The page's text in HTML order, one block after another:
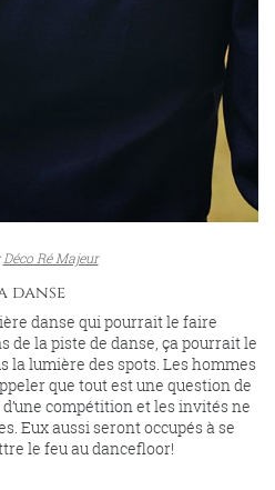
Déco Ré Majeur
danse
danse qui pourrait le faire
de la piste de danse, ça pourrait le
la lumière des spots. Les hommes
que tout est une question de
compétition et les invités ne
Eux aussi seront occupés à se
le feu au dancefloor!